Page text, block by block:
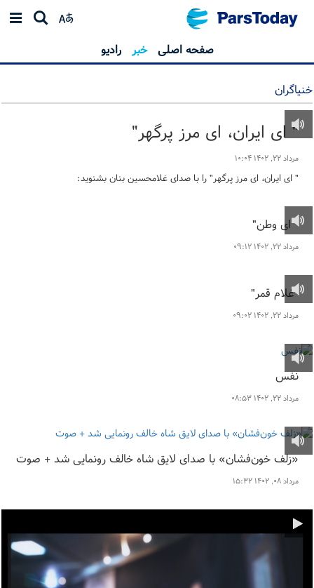
صفحه اصلی خبر رادیو
خنیاگران
" ای ایران، ای مرز پرگهر"
مرداد ۲۲, ۱۴۰۲ ۱۰:۰۴
" ای ایران، ای مرز پرگهر" را با صدای غلامحسین بنان بشنوید:
" ای وطن"
مرداد ۲۲, ۱۴۰۲ ۰۹:۱۲
"غلام قمر"
مرداد ۲۲, ۱۴۰۲ ۰۹:۰۲
نفس
مرداد ۲۲, ۱۴۰۲ ۰۸:۵۳
«زلف خون‌فشان» با صدای لایق شاه خالف رونمایی شد + صوت
مرداد ۰۸, ۱۴۰۲ ۱۵:۳۲